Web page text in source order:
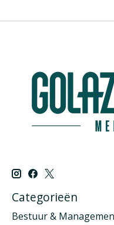
Categorieën
Bestuur &